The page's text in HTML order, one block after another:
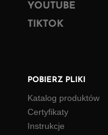
YOUTUBE
TIKTOK
POBIERZ PLIKI
Katalog produktów
Certyfikaty
Instrukcje